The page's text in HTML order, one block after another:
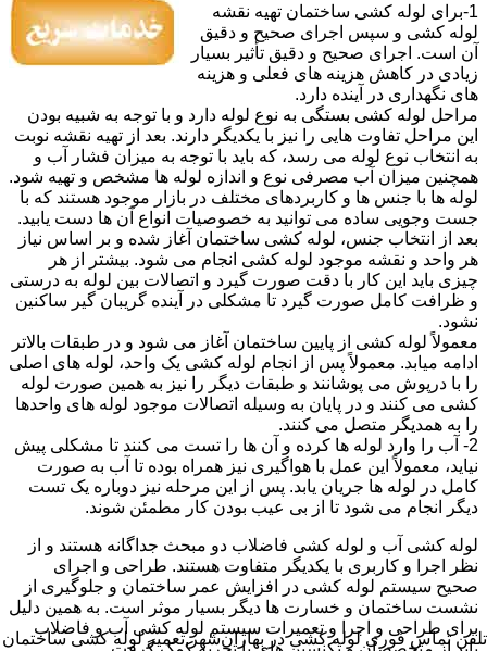
1-برای لوله کشی ساختمان تهیه نقشه
لوله کشی و سپس اجرای صحیح و دقیق
آن است. اجرای صحیح و دقیق تأثیر بسیار
زیادی در کاهش هزینه های فعلی و هزینه
های نگهداری در آینده دارد.
مراحل لوله کشی بستگی به نوع لوله دارد و با توجه به شبیه بودن
این مراحل تفاوت هایی را نیز با یکدیگر دارند. بعد از تهیه نقشه نوبت
به انتخاب نوع لوله می رسد، که باید با توجه به میزان فشار آب و
همچنین میزان آب مصرفی نوع و اندازه لوله ها مشخص و تهیه شود.
لوله ها با جنس ها و کاربردهای مختلف در بازار موجود هستند که با
جست وجویی ساده می توانید به خصوصیات انواع آن ها دست یابید.
بعد از انتخاب جنس، لوله کشی ساختمان آغاز شده و بر اساس نیاز
هر واحد و نقشه موجود لوله کشی انجام می شود. بیشتر از هر
چیزی باید این کار با دقت صورت گیرد و اتصالات بین لوله به درستی
و ظرافت کامل صورت گیرد تا مشکلی در آینده گریبان گیر ساکنین
نشود.
معمولاً لوله کشی از پایین ساختمان آغاز می شود و در طبقات بالاتر
ادامه میابد. معمولاً پس از انجام لوله کشی یک واحد، لوله های اصلی
را با درپوش می پوشانند و طبقات دیگر را نیز به همین صورت لوله
کشی می کنند و در پایان به وسیله اتصالات موجود لوله های واحدها
را به همدیگر متصل می کنند.
2- آب را وارد لوله ها کرده و آن ها را تست می کنند تا مشکلی پیش
نیاید، معمولاً این عمل با هواگیری نیز همراه بوده تا آب به صورت
کامل در لوله ها جریان یابد. پس از این مرحله نیز دوباره یک تست
دیگر انجام می شود تا از بی عیب بودن کار مطمئن شوند.
لوله کشی آب و لوله کشی فاضلاب دو مبحث جداگانه هستند و از
نظر اجرا و کاربری با یکدیگر متفاوت هستند. طراحی و اجرای
صحیح سیستم لوله کشی در افزایش عمر ساختمان و جلوگیری از
نشست ساختمان و خسارت ها دیگر بسیار موثر است. به همین دلیل
برای طراحی و اجرا و تعمیرات سیستم لوله کشی آب و فاضلاب
تلفن تماس فوریلوله کشی در بهاران‌شهر,تعمیر لوله کشی ساختمان